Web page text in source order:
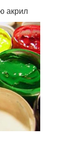
акрил